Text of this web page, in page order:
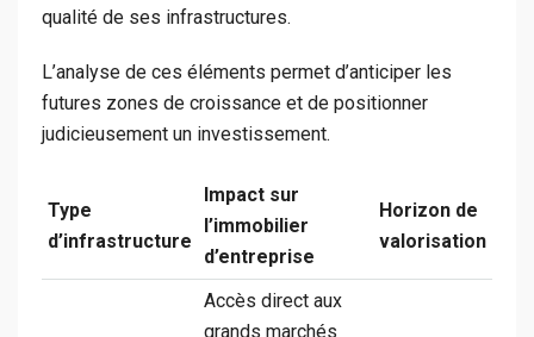
qualité de ses infrastructures.
L’analyse de ces éléments permet d’anticiper les
futures zones de croissance et de positionner
judicieusement un investissement.
Type
d’infrastructure
Impact sur
l’immobilier
d’entreprise
Horizon de
valorisation
Accès direct aux
grands marchés